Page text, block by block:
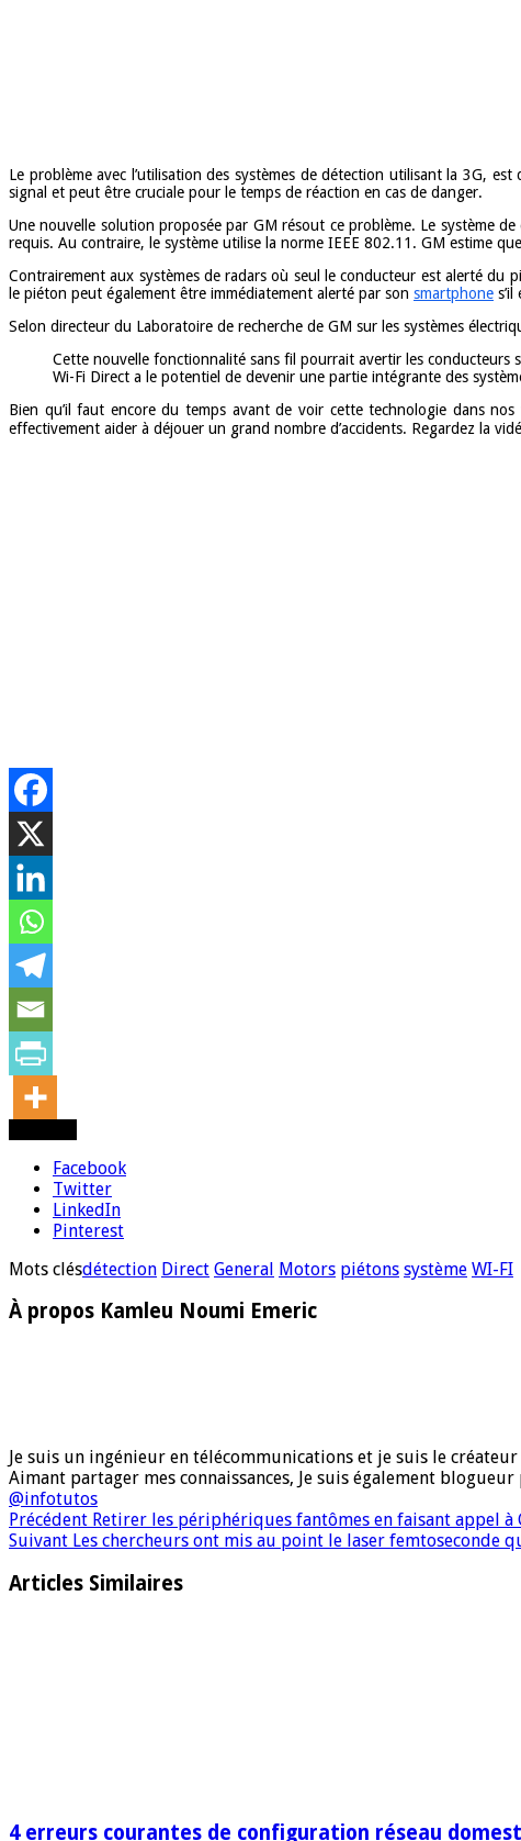
Le problème avec l’utilisation des systèmes de détection utilisant la 3G,
signal et peut être cruciale pour le temps de réaction en cas de danger.
Une nouvelle solution proposée par GM résout ce problème. Le système
requis. Au contraire, le système utilise la norme IEEE 802.11. GM estime
Contrairement aux systèmes de radars où seul le conducteur est alerté
le piéton peut également être immédiatement alerté par son smartphone
Selon directeur du Laboratoire de recherche de GM sur les systèmes
Cette nouvelle fonctionnalité sans fil pourrait avertir les conducteurs
Wi-Fi Direct a le potentiel de devenir une partie intégrante des
Bien qu’il faut encore du temps avant de voir cette technologie dans
effectivement aider à déjouer un grand nombre d’accidents. Regardez la
Facebook
Twitter
LinkedIn
Pinterest
Mots clésdétection Direct General Motors piétons système WI-FI
À propos Kamleu Noumi Emeric
Je suis un ingénieur en télécommunications et je suis le
Aimant partager mes connaissances, Je suis également
@infotutos
Précédent Retirer les périphériques fantômes en faisant appel à
Suivant Les chercheurs ont mis au point le laser femtoseconde
Articles Similaires
4 erreurs courantes de configuration réseau